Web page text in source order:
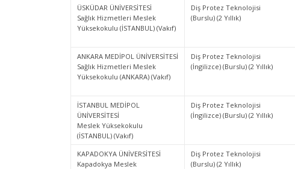
ÜSKÜDAR ÜNİVERSİTESİ
Sağlık Hizmetleri Meslek
Yüksekokulu (İSTANBUL) (Vakıf)
Diş Protez Teknolojisi
(Burslu) (2 Yıllık)
ANKARA MEDİPOL ÜNİVERSİTESİ
Sağlık Hizmetleri Meslek
Yüksekokulu (ANKARA) (Vakıf)
Diş Protez Teknolojisi
(İngilizce) (Burslu) (2 Yıllık)
İSTANBUL MEDİPOL
ÜNİVERSİTESİ
Meslek Yüksekokulu
(İSTANBUL) (Vakıf)
Diş Protez Teknolojisi
(İngilizce) (Burslu) (2 Yıllık)
KAPADOKYA ÜNİVERSİTESİ
Kapadokya Meslek
Diş Protez Teknolojisi
(Burslu) (2 Yıllık)